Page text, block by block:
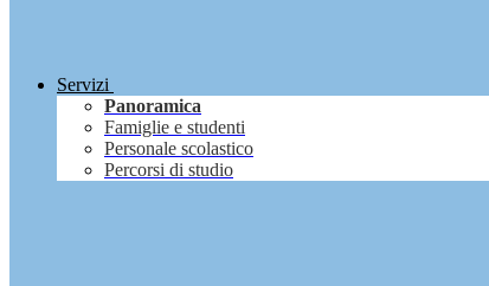
Servizi
Panoramica
Famiglie e studenti
Personale scolastico
Percorsi di studio